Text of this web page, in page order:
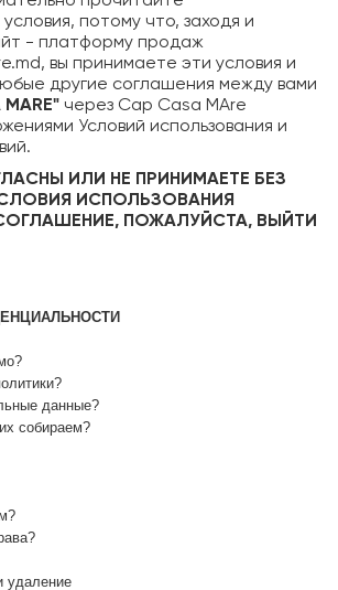
потому что, заходя и
- платформу продаж
вы принимаете эти условия и
другие соглашения между вами
MARE" через Cap Casa MAre
Условий использования и
ИЛИ НЕ ПРИНИМАЕТЕ БЕЗ
ИСПОЛЬЗОВАНИЯ
ПОЖАЛУЙСТА, ВЫЙТИ
данные?
собираем?
удаление